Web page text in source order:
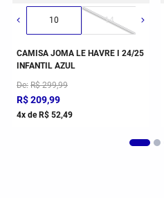
G 10 14
CAMISA JOMA LE HAVRE I 24/25
INFANTIL AZUL
De R$ 299,99
R$209,99
4x de R$ 52,49